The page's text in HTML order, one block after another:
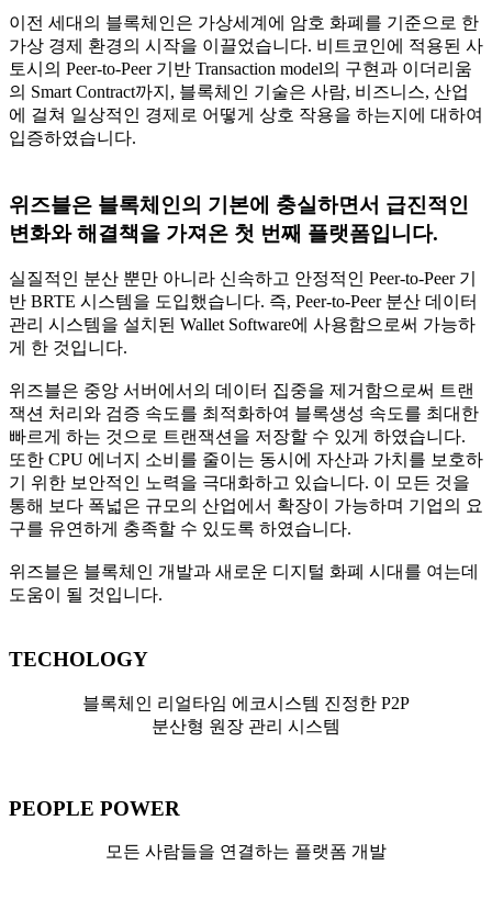
이전 세대의 블록체인은 가상세계에 암호 화폐를 기준으로 한
가상 경제 환경의 시작을 이끌었습니다. 비트코인에 적용된 사
토시의 Peer-to-Peer 기반 Transaction model의 구현과 이더리움
의 Smart Contract까지, 블록체인 기술은 사람, 비즈니스, 산업
에 걸쳐 일상적인 경제로 어떻게 상호 작용을 하는지에 대하여
입증하였습니다.
위즈블은 블록체인의 기본에 충실하면서 급진적인
변화와 해결책을 가져온 첫 번째 플랫폼입니다.
실질적인 분산 뿐만 아니라 신속하고 안정적인 Peer-to-Peer 기
반 BRTE 시스템을 도입했습니다. 즉, Peer-to-Peer 분산 데이터
관리 시스템을 설치된 Wallet Software에 사용함으로써 가능하
게 한 것입니다.
위즈블은 중앙 서버에서의 데이터 집중을 제거함으로써 트랜
잭션 처리와 검증 속도를 최적화하여 블록생성 속도를 최대한
빠르게 하는 것으로 트랜잭션을 저장할 수 있게 하였습니다.
또한 CPU 에너지 소비를 줄이는 동시에 자산과 가치를 보호하
기 위한 보안적인 노력을 극대화하고 있습니다. 이 모든 것을
통해 보다 폭넓은 규모의 산업에서 확장이 가능하며 기업의 요
구를 유연하게 충족할 수 있도록 하였습니다.
위즈블은 블록체인 개발과 새로운 디지털 화폐 시대를 여는데
도움이 될 것입니다.
TECHOLOGY
블록체인 리얼타임 에코시스템 진정한 P2P
분산형 원장 관리 시스템
PEOPLE POWER
모든 사람들을 연결하는 플랫폼 개발